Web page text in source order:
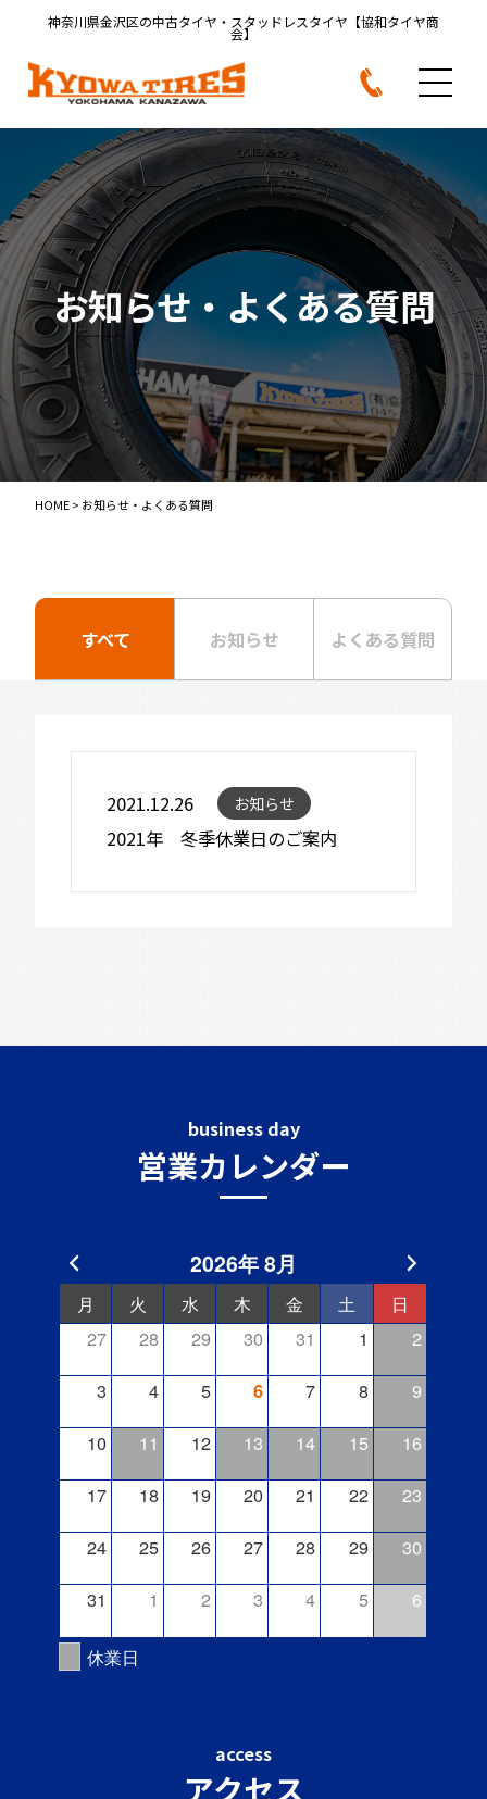
神奈川県金沢区の中古タイヤ・ スタッドレスタイヤ【協和タイヤ商
会】
お知らせ・よくある質問
HOME> お知らせ・よくある質問
すべて お知らせ よくある質問
2021.12.26 お知らせ
2021年 冬季休業日のご案内
business day
営業カレンダー
2026年 8月
月 火 水 木 金 土
日
27
28 29 30 31 1
2
3
4 5 6 7 8
9
10
11 12 13 14 15
16
17
18 19 20 21 22
23
24
25 26 27 28 29
30
31
1 2 3 4 5 6
休業日
access
アクセス